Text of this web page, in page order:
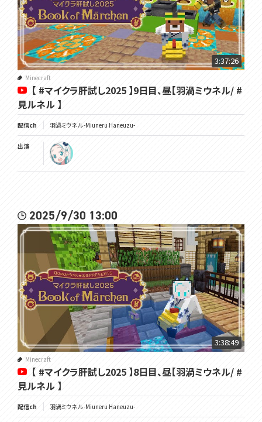
3:37:26
Minecraft
【 #マイクラ肝試し2025 】9日目、昼【羽渦ミウネル/ #
見ルネル 】
配信ch 羽渦ミウネル -Miuneru Haneuzu-
出演
2025/9/30 13:00
3:38:49
Minecraft
【 #マイクラ肝試し2025 】8日目、昼【羽渦ミウネル/ #
見ルネル 】
配信ch 羽渦ミウネル -Miuneru Haneuzu-